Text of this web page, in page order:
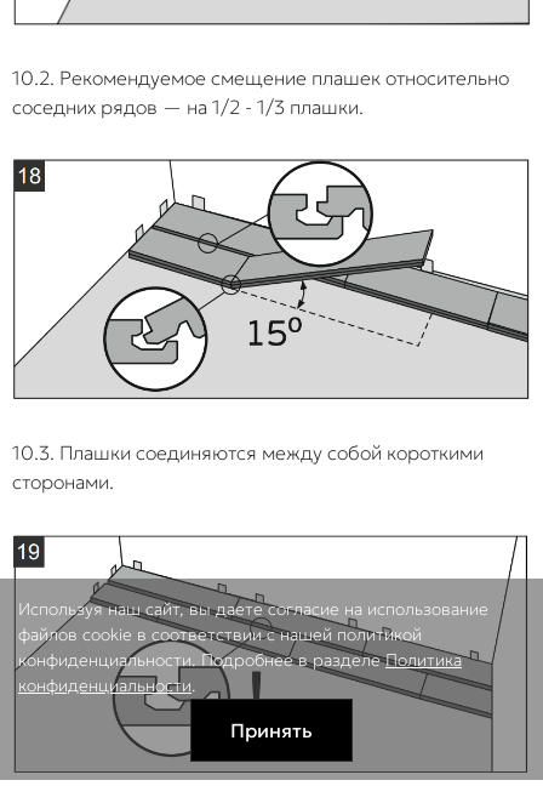
10.2. Рекомендуемое смещение плашек относительно
соседних рядов — на 1/2 - 1/3 плашки.
10.3. Плашки соединяются между собой короткими
сторонами.
Используя наш сайт, вы даете согласие на использование
файлов cookie в соответствии с нашей политикой
конфиденциальности. Подробнее в разделеПолитика
конфиденциальности.
Принять